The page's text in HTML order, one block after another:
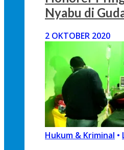
Nyabu di
2 OKTOBER 2020
Hukum & Kriminal •